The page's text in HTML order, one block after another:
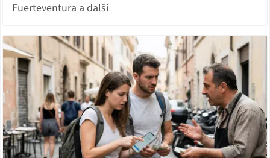
Fuerteventura a další